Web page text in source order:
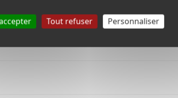
Tout refuser Personnaliser